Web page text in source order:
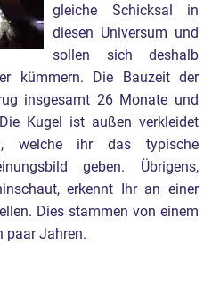
gleiche Schicksal in
diesen Universum und
sollen sich deshalb
kümmern. Die Bauzeit der
insgesamt 26 Monate und
Kugel ist außen verkleidet
welche ihr das typische
geben. Übrigens,
erkennt Ihr an einer
Dies stammen von einem
paar Jahren.